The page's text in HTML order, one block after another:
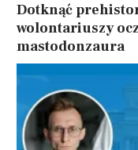
Dotknąć
wolontariuszy
mastodonzaura